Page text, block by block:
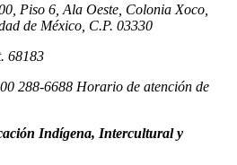
Piso 6, Ala Oeste, Colonia Xoco,
de México, C.P. 03330
68183
288-6688 Horario de atención de
Indígena, Intercultural y